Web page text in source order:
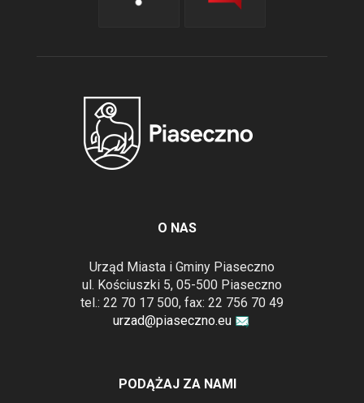
O NAS
Urząd Miasta i Gminy Piaseczno
ul. Kościuszki 5, 05-500 Piaseczno
tel.: 22 70 17 500, fax: 22 756 70 49
urzad@piaseczno.eu
PODĄŻAJ ZA NAMI